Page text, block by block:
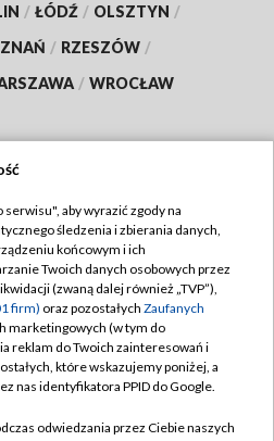
/ ŁÓDŹ / OLSZTYN /
/ RZESZÓW /
/ WROCŁAW
TVP
TVP
prywatności
zgody
Pomoc
aby wyrazić zgody na
śledzenia i zbierania danych,
końcowym i ich
Twoich danych osobowych przez
(zwaną dalej również „TVP”),
firm) oraz pozostałych Zaufanych
marketingowych (w tym do
reklam do Twoich zainteresowań i
które wskazujemy poniżej, a
nas identyfikatora PPID do Google.
odwiedzania przez Ciebie naszych